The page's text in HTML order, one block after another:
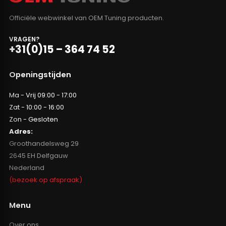
Officiële webwinkel van OEM Tuning producten.
VRAGEN?
+31(0)15 – 364 74 52
Openingstijden
Ma - Vrij 09:00 - 17:00
Zat - 10:00 - 16:00
Zon - Gesloten
Adres:
Groothandelsweg 29
2645 EH Delfgauw
Nederland
(bezoek op afspraak)
Menu